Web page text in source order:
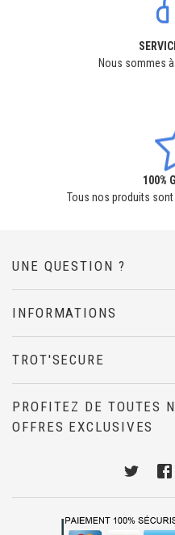
Nous sommes
100%
Tous nos produits
UNE QUESTION ?
INFORMATIONS
TROT'SECURE
PROFITEZ DE TOUTES
OFFRES EXCLUSIVES